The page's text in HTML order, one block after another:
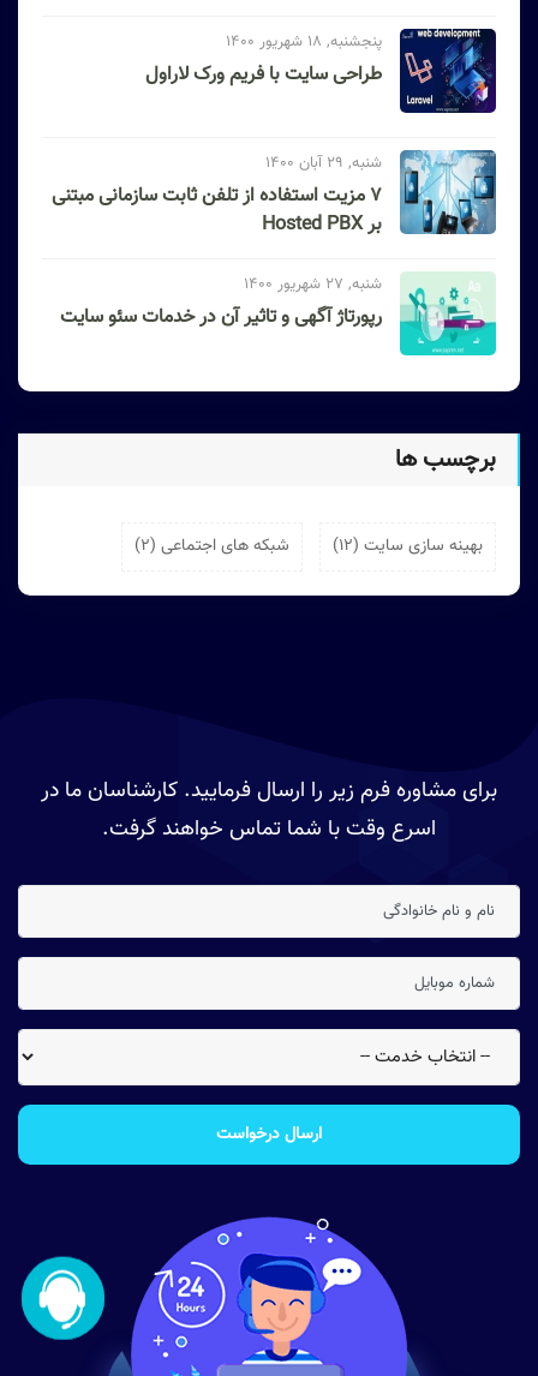
پنجشنبه, 18 شهریور 1400
طراحی سایت با فریم ورک لاراول
شنبه, 29 آبان 1400
۷ مزیت استفاده از تلفن ثابت سازمانی مبتنی
بر Hosted PBX
شنبه, 27 شهریور 1400
رپورتاژ آگهی و تاثیر آن در خدمات سئو سایت
برچسب ها
بهینه سازی سایت (12) شبکه های اجتماعی (2)
برای مشاوره فرم زیر را ارسال فرمایید. کارشناسان ما در
اسرع وقت با شما تماس خواهند گرفت.
ارسال درخواست